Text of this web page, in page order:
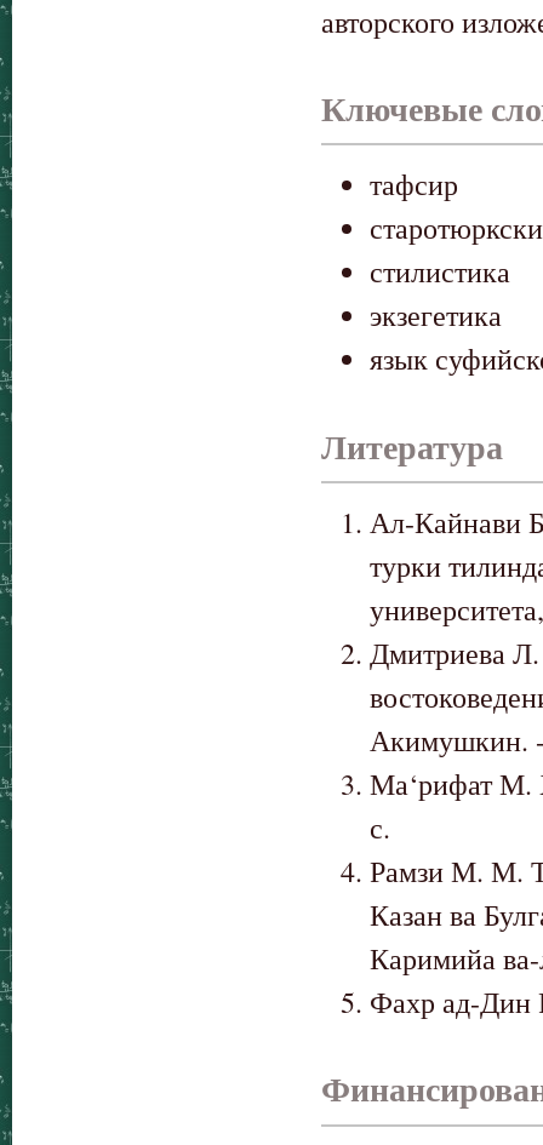
авторского
Ключевые
тафсир
стилистика
экзегетика
язык
Литература
Ал-Кайнави
турки
Дмитриева
Акимушкин.
Ма‘рифат М.
с.
Рамзи М. М.
Казан ва
Каримийа
Фахр ад-Дин